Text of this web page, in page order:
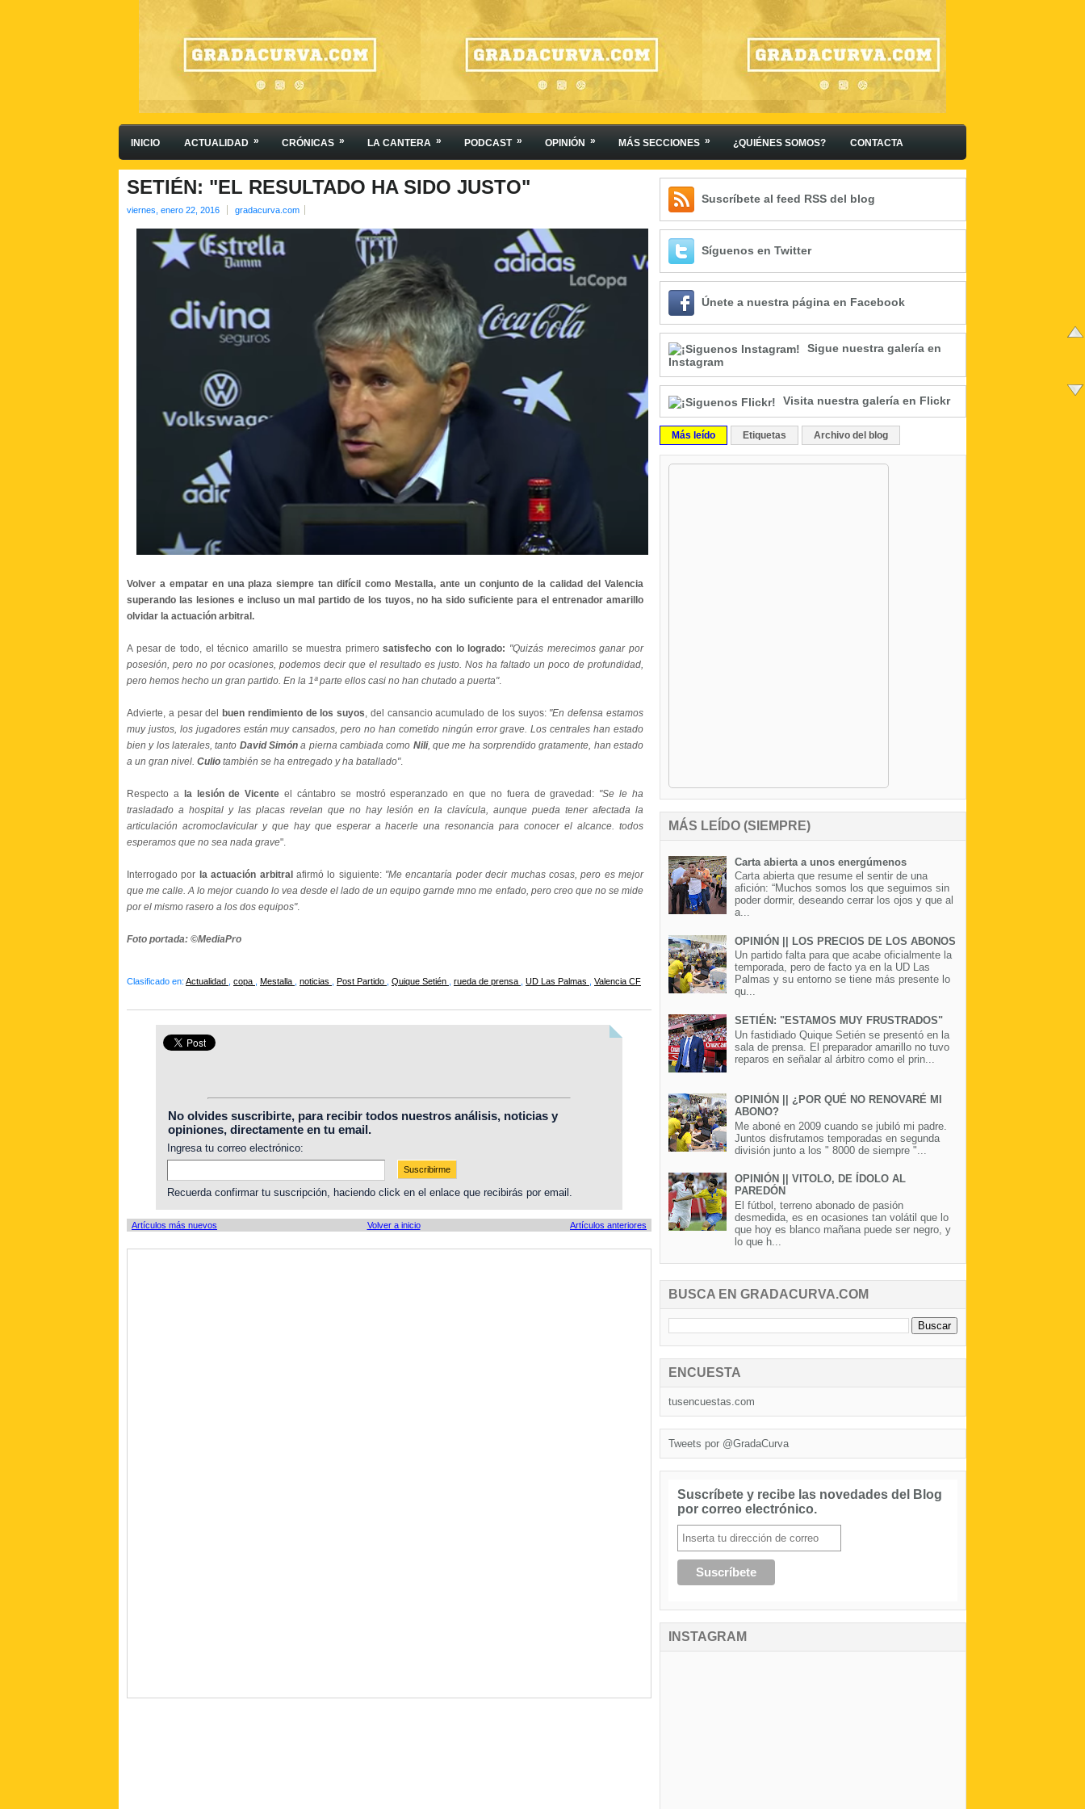
INICIO ACTUALIDAD » CRÓNICAS » LA CANTERA » PODCAST » OPINIÓN » MÁS SECCIONES » ¿QUIÉNES SOMOS? CONTACTA
SETIÉN: "EL RESULTADO HA SIDO JUSTO"
viernes, enero 22, 2016 gradacurva.com
Volver a empatar en una plaza siempre tan difícil como Mestalla, ante un conjunto de la calidad del Valencia
superando las lesiones e incluso un mal partido de los tuyos, no ha sido suficiente para el entrenador amarillo
olvidar la actuación arbitral.
A pesar de todo, el técnico amarillo se muestra primerosatisfecho con lo logrado: "Quizás merecimos ganar por
posesión, pero no por ocasiones, podemos decir que el resultado es justo. Nos ha faltado un poco de profundidad,
pero hemos hecho un gran partido. En la 1ª parte ellos casi no han chutado a puerta".
Advierte, a pesar del buen rendimiento de los suyos, del cansancio acumulado de los suyos: "En defensa estamos
muy justos, los jugadores están muy cansados, pero no han cometido ningún error grave. Los centrales han estado
bien y los laterales, tanto David Simón a pierna cambiada como Nili, que me ha sorprendido gratamente, han estado
a un gran nivel. Culio también se ha entregado y ha batallado".
Respecto ala lesión de Vicenteel cántabro se mostró esperanzado en que no fuera de gravedad: "Se le ha
trasladado a hospital y las placas revelan que no hay lesión en la clavícula, aunque pueda tener afectada la
articulación acromoclavicular y que hay que esperar a hacerle una resonancia para conocer el alcance. todos
esperamos que no sea nada grave".
Interrogado por la actuación arbitral afirmó lo siguiente: "Me encantaría poder decir muchas cosas, pero es mejor
que me calle. A lo mejor cuando lo vea desde el lado de un equipo garnde mno me enfado, pero creo que no se mide
por el mismo rasero a los dos equipos".
Foto portada: ©MediaPro
Clasificado en: Actualidad copa Mestalla noticias Post Partido Quique Setién rueda de prensa UD Las Palmas Valencia CF
No olvides suscribirte, para recibir todos nuestros análisis, noticias y
opiniones, directamente en tu email.
Ingresa tu correo electrónico:
Recuerda confirmar tu suscripción, haciendo click en el enlace que recibirás por email.
Artículos más nuevos Artículos anteriores
Volver a inicio
Suscríbete al feed RSS del blog
Síguenos en Twitter
Únete a nuestra página en Facebook
Sigue nuestra galería en
Instagram
Visita nuestra galería en Flickr
Más leído Etiquetas Archivo del blog
MÁS LEÍDO (SIEMPRE)
Carta abierta a unos energúmenos
Carta abierta que resume el sentir de una
afición: “Muchos somos los que seguimos sin
poder dormir, deseando cerrar los ojos y que al
a...
OPINIÓN || LOS PRECIOS DE LOS ABONOS
Un partido falta para que acabe oficialmente la
temporada, pero de facto ya en la UD Las
Palmas y su entorno se tiene más presente lo
qu...
SETIÉN: "ESTAMOS MUY FRUSTRADOS"
Un fastidiado Quique Setién se presentó en la
sala de prensa. El preparador amarillo no tuvo
reparos en señalar al árbitro como el prin...
OPINIÓN || ¿POR QUÉ NO RENOVARÉ MI
ABONO?
Me aboné en 2009 cuando se jubiló mi padre.
Juntos disfrutamos temporadas en segunda
división junto a los " 8000 de siempre "...
OPINIÓN || VITOLO, DE ÍDOLO AL
PAREDÓN
El fútbol, terreno abonado de pasión
desmedida, es en ocasiones tan volátil que lo
que hoy es blanco mañana puede ser negro, y
lo que h...
BUSCA EN GRADACURVA.COM
ENCUESTA
tusencuestas.com
Tweets por @GradaCurva
Suscríbete y recibe las novedades del Blog
por correo electrónico.
INSTAGRAM